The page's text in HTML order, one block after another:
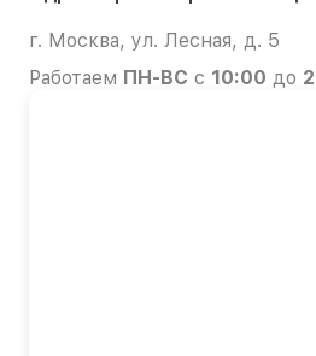
г. Москва, ул. Лесная, д. 5
Работаем ПН-ВС с 10:00 до